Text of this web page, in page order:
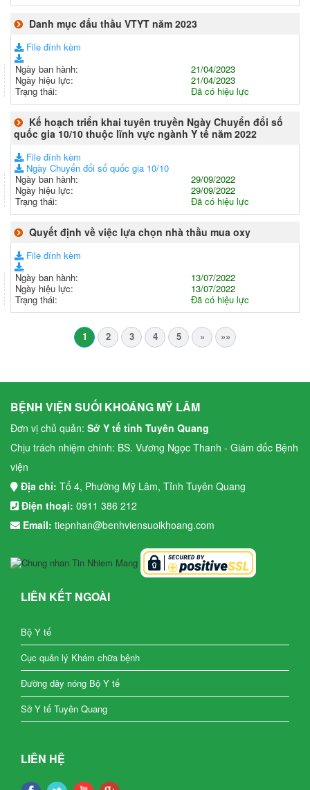
Danh mục đấu thầu VTYT năm 2023
File đính kèm
Ngày ban hành:
21/04/2023
Ngày hiệu lực:
21/04/2023
Trạng thái:
Đã có hiệu lực
Kế hoạch triển khai tuyên truyền Ngày Chuyển đổi số
quốc gia 10/10 thuộc lĩnh vực ngành Y tế năm 2022
File đính kèm
Ngày Chuyển đổi số quốc gia 10/10
Ngày ban hành:
29/09/2022
Ngày hiệu lực:
29/09/2022
Trạng thái:
Đã có hiệu lực
Quyết định về việc lựa chọn nhà thầu mua oxy
File đính kèm
Ngày ban hành:
13/07/2022
Ngày hiệu lực:
13/07/2022
Trạng thái:
Đã có hiệu lực
1 2 3 4 5 » »»
BỆNH VIỆN SUỐI KHOÁNG MỸ LÂM
Đơn vị chủ quản: Sở Y tế tỉnh Tuyên Quang
Chịu trách nhiệm chính: BS. Vương Ngọc Thanh - Giám đốc Bệnh
viện
Địa chỉ: Tổ 4, Phường Mỹ Lâm, Tỉnh Tuyên Quang
Điện thoại: 0911 386 212
Email: tiepnhan@benhviensuoikhoang.com
LIÊN KẾT NGOÀI
Bộ Y tế
Cục quản lý Khám chữa bệnh
Đường dây nóng Bộ Y tế
Sở Y tế Tuyên Quang
LIÊN HỆ